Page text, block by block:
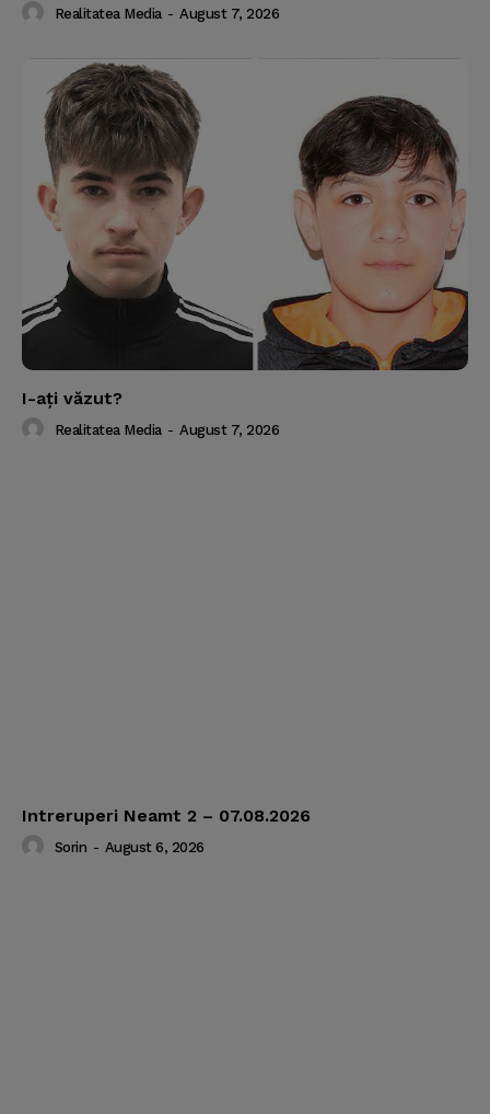
Realitatea Media - August 7, 2026
I-aţi văzut?
Realitatea Media - August 7, 2026
Intreruperi Neamt 2 – 07.08.2026
Sorin - August 6, 2026